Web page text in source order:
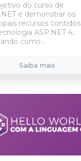
do curso de
é demonstrar os
recursos contidos
ASP.NET 4,
como...
Saiba mais